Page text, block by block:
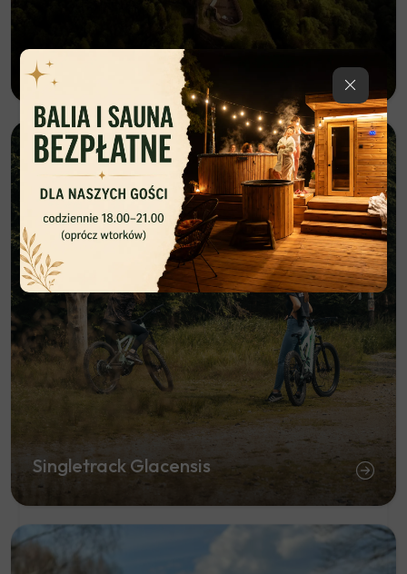
Twierdza Srebrna Góra
Singletrack Glacensis